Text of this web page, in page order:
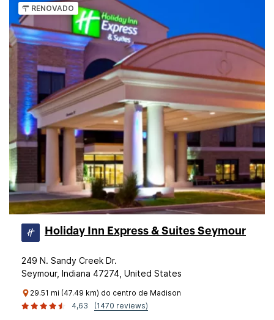
RENOVADO
Holiday Inn Express & Suites Seymour
249 N. Sandy Creek Dr.
Seymour, Indiana 47274, United States
29.51 mi (47.49 km) do centro de Madison
4,63
(1470 reviews)